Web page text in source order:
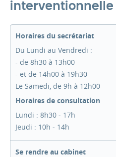
Horaires du secrétariat
Du Lundi au Vendredi :
- de 8h30 à 13h00
- et de 14h00 à 19h30
Le Samedi, de 9h à 12h00
Horaires de consultation
Lundi : 8h30 - 17h
Jeudi : 10h - 14h
Se rendre au cabinet